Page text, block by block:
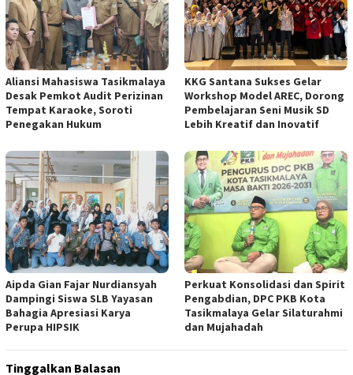
Aliansi Mahasiswa Tasikmalaya
Desak Pemkot Audit Perizinan
Tempat Karaoke, Soroti
Penegakan Hukum
KKG Santana Sukses Gelar
Workshop Model AREC, Dorong
Pembelajaran Seni Musik SD
Lebih Kreatif dan Inovatif
Aipda Gian Fajar Nurdiansyah
Dampingi Siswa SLB Yayasan
Bahagia Apresiasi Karya
Perupa HIPSIK
Perkuat Konsolidasi dan Spirit
Pengabdian, DPC PKB Kota
Tasikmalaya Gelar Silaturahmi
dan Mujahadah
Tinggalkan Balasan